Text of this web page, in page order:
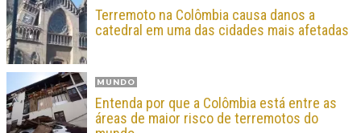
Terremoto na Colômbia causa danos a
catedral em uma das cidades mais afetadas
MUNDO
Entenda por que a Colômbia está entre as
áreas de maior risco de terremotos do